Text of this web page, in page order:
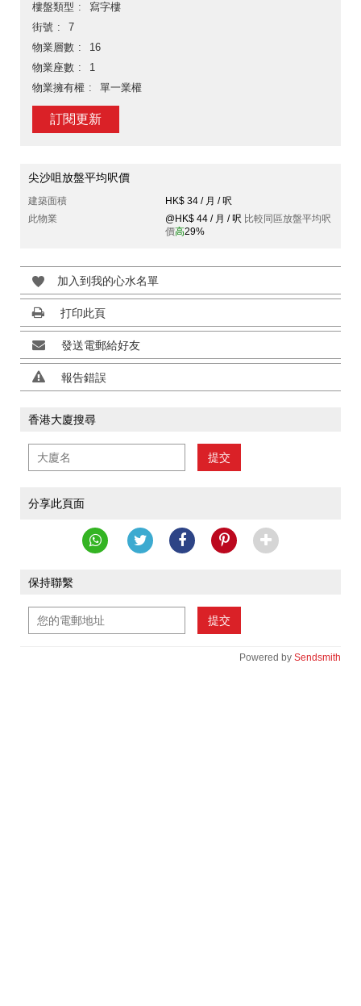
樓盤類型
寫字樓
街號
7
物業層數
16
物業座數
1
物業擁有權
單一業權
訂閱更新
尖沙咀放盤平均呎價
建築面積
HK$ 34 / 月 / 呎
此物業
@HK$ 44 / 月 / 呎 比較同區放盤平均呎
價高29%
加入到我的心水名單
打印此頁
發送電郵給好友
報告錯誤
香港大廈搜尋
提交
分享此頁面
保持聯繫
提交
Powered by Sendsmith